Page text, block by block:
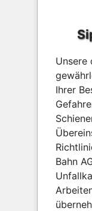
Unsere
Ihrer
Bahn